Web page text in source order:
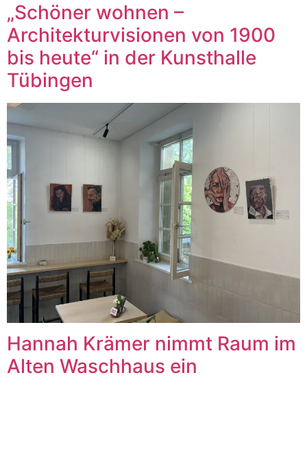
„Schöner wohnen –
Architekturvisionen von 1900
bis heute“ in der Kunsthalle
Tübingen
Hannah Krämer nimmt Raum im
Alten Waschhaus ein